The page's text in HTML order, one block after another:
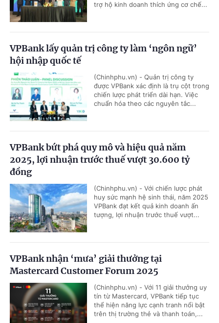
trợ hộ kinh doanh thích ứng cơ chế...
VPBank lấy quản trị công ty làm ‘ngôn ngữ’
hội nhập quốc tế
(Chinhphu.vn) - Quản trị công ty
được VPBank xác định là trụ cột trong
chiến lược phát triển dài hạn. Việc
chuẩn hóa theo các nguyên tắc...
VPBank bứt phá quy mô và hiệu quả năm
2025, lợi nhuận trước thuế vượt 30.600 tỷ
đồng
(Chinhphu.vn) - Với chiến lược phát
huy sức mạnh hệ sinh thái, năm 2025
VPBank đạt kết quả kinh doanh ấn
tượng, lợi nhuận trước thuế vượt...
VPBank nhận ‘mưa’ giải thưởng tại
Mastercard Customer Forum 2025
(Chinhphu.vn) - Với 11 giải thưởng uy
tín từ Mastercard, VPBank tiếp tục
thể hiện năng lực cạnh tranh nổi bật
trên thị trường thẻ và thanh toán,...